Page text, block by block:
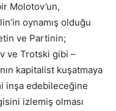
Molotov’un,
oynamış olduğu
ve Partinin;
ve Trotski gibi –
kapitalist kuşatmaya
inşa edebileceğine
izlemiş olması